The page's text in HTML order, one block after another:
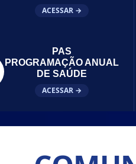
ACESSAR →
PAS
PROGRAMAÇÃO ANUAL
DE SAÚDE
ACESSAR →